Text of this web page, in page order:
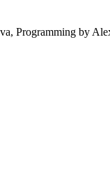
Programming by